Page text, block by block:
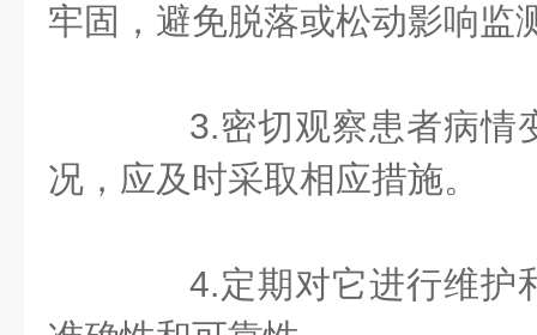
牢固，避免脱落或松动影响监
3.密切观察患者病情
况，应及时采取相应措施。
4.定期对它进行维护